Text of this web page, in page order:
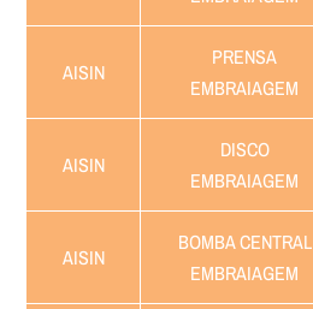
AISIN
PRENSA
EMBRAIAGEM
AISIN
DISCO
EMBRAIAGEM
AISIN
BOMBA CENTRAL
EMBRAIAGEM